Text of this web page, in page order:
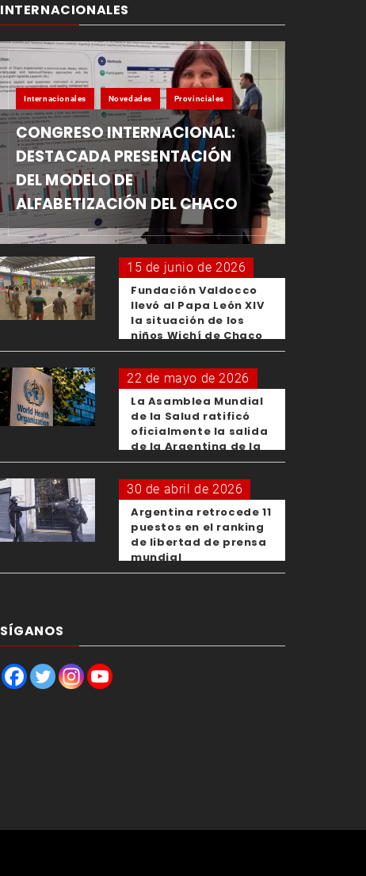
INTERNACIONALES
Internacionales Novedades Provinciales
CONGRESO INTERNACIONAL:
DESTACADA PRESENTACIÓN
DEL MODELO DE
ALFABETIZACIÓN DEL CHACO
15 de junio de 2026
Fundación Valdocco
llevó al Papa León XIV
la situación de los
niños Wichí de Chaco
22 de mayo de 2026
La Asamblea Mundial
de la Salud ratificó
oficialmente la salida
de la Argentina de la
OMS
30 de abril de 2026
Argentina retrocede 11
puestos en el ranking
de libertad de prensa
mundial
SÍGANOS